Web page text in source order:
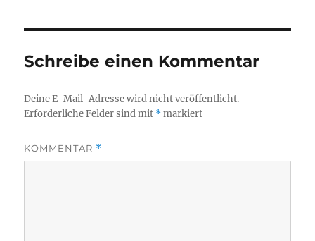
Schreibe einen Kommentar
Deine E-Mail-Adresse wird nicht veröffentlicht.
Erforderliche Felder sind mit *markiert
KOMMENTAR *